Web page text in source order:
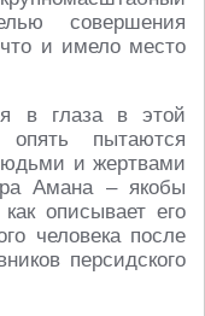
совершения
и имело место
в глаза в этой
пытаются
и жертвами
Амана – якобы
описывает его
человека после
персидского